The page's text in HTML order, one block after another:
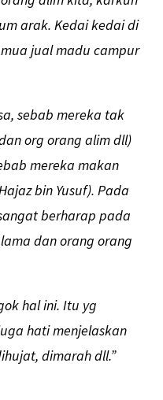
arak. Kedai kedai di
jual madu campur
sebab mereka tak
org orang alim dll)
mereka makan
bin Yusuf). Pada
berharap pada
dan orang orang
hal ini. Itu yg
hati menjelaskan
dimarah dll.”